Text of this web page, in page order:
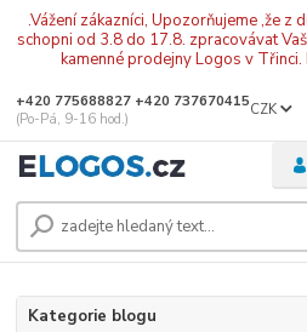
.Vážení zákazníci, Upozorňujeme ,že z
schopni od 3.8 do 17.8. zpracovávat
kamenné prodejny Logos v Třinci.
CZK
+420 775688827 +420 737670415
(Po-Pá, 9-16 hod.)
Kategorie blogu